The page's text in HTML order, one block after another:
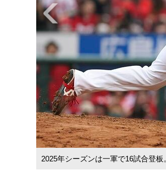
2025年シーズンは一軍で16試合登